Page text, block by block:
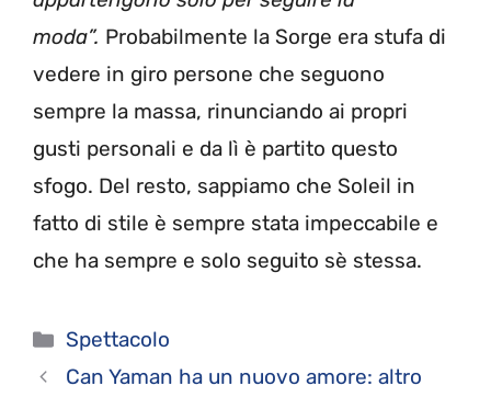
moda”. Probabilmente la Sorge era stufa di
vedere in giro persone che seguono
sempre la massa, rinunciando ai propri
gusti personali e da lì è partito questo
sfogo. Del resto, sappiamo che Soleil in
fatto di stile è sempre stata impeccabile e
che ha sempre e solo seguito sè stessa.
Categorie
Spettacolo
Can Yaman ha un nuovo amore: altro